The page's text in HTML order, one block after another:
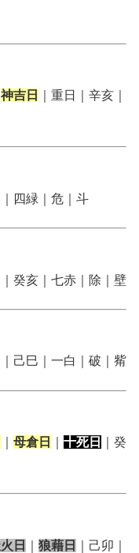
神吉日
｜重日｜辛亥｜
｜四緑｜危｜斗
｜癸亥｜七赤｜除｜壁
｜己巳｜一白｜破｜觜
母倉日 十死日
｜癸
日 狼藉日
｜己卯｜